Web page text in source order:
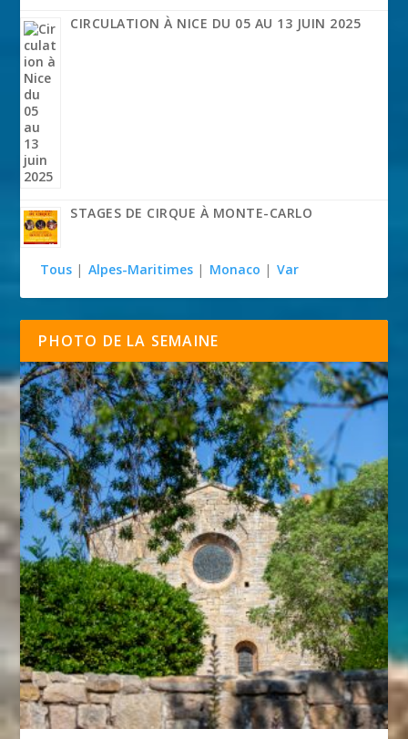
CIRCULATION À NICE DU 05 AU 13 JUIN 2025
STAGES DE CIRQUE À MONTE-CARLO
Tous | Alpes-Maritimes | Monaco | Var
PHOTO DE LA SEMAINE